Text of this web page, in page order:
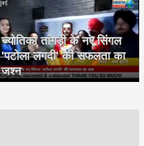
ज्योतिका तांगड़ी के नए सिंगल
'पटोला लगदी' की सफलता का
जश्न